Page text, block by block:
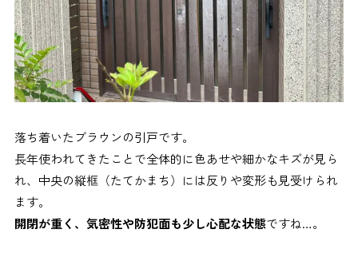
落ち着いたブラウンの引戸です。
長年使われてきたことで全体的に色あせや細かなキズが見ら
れ、中央の縦框（たてかまち）には反りや変形も見受けられ
ます。
開閉が重く、気密性や防犯面も少し心配な状態ですね…。